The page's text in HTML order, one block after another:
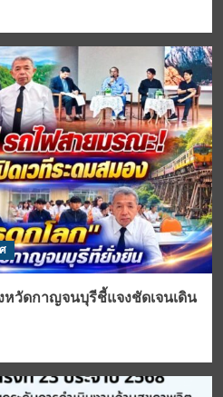
วัดกาญจนบุรีชี้แจงชัดเจนเดิน